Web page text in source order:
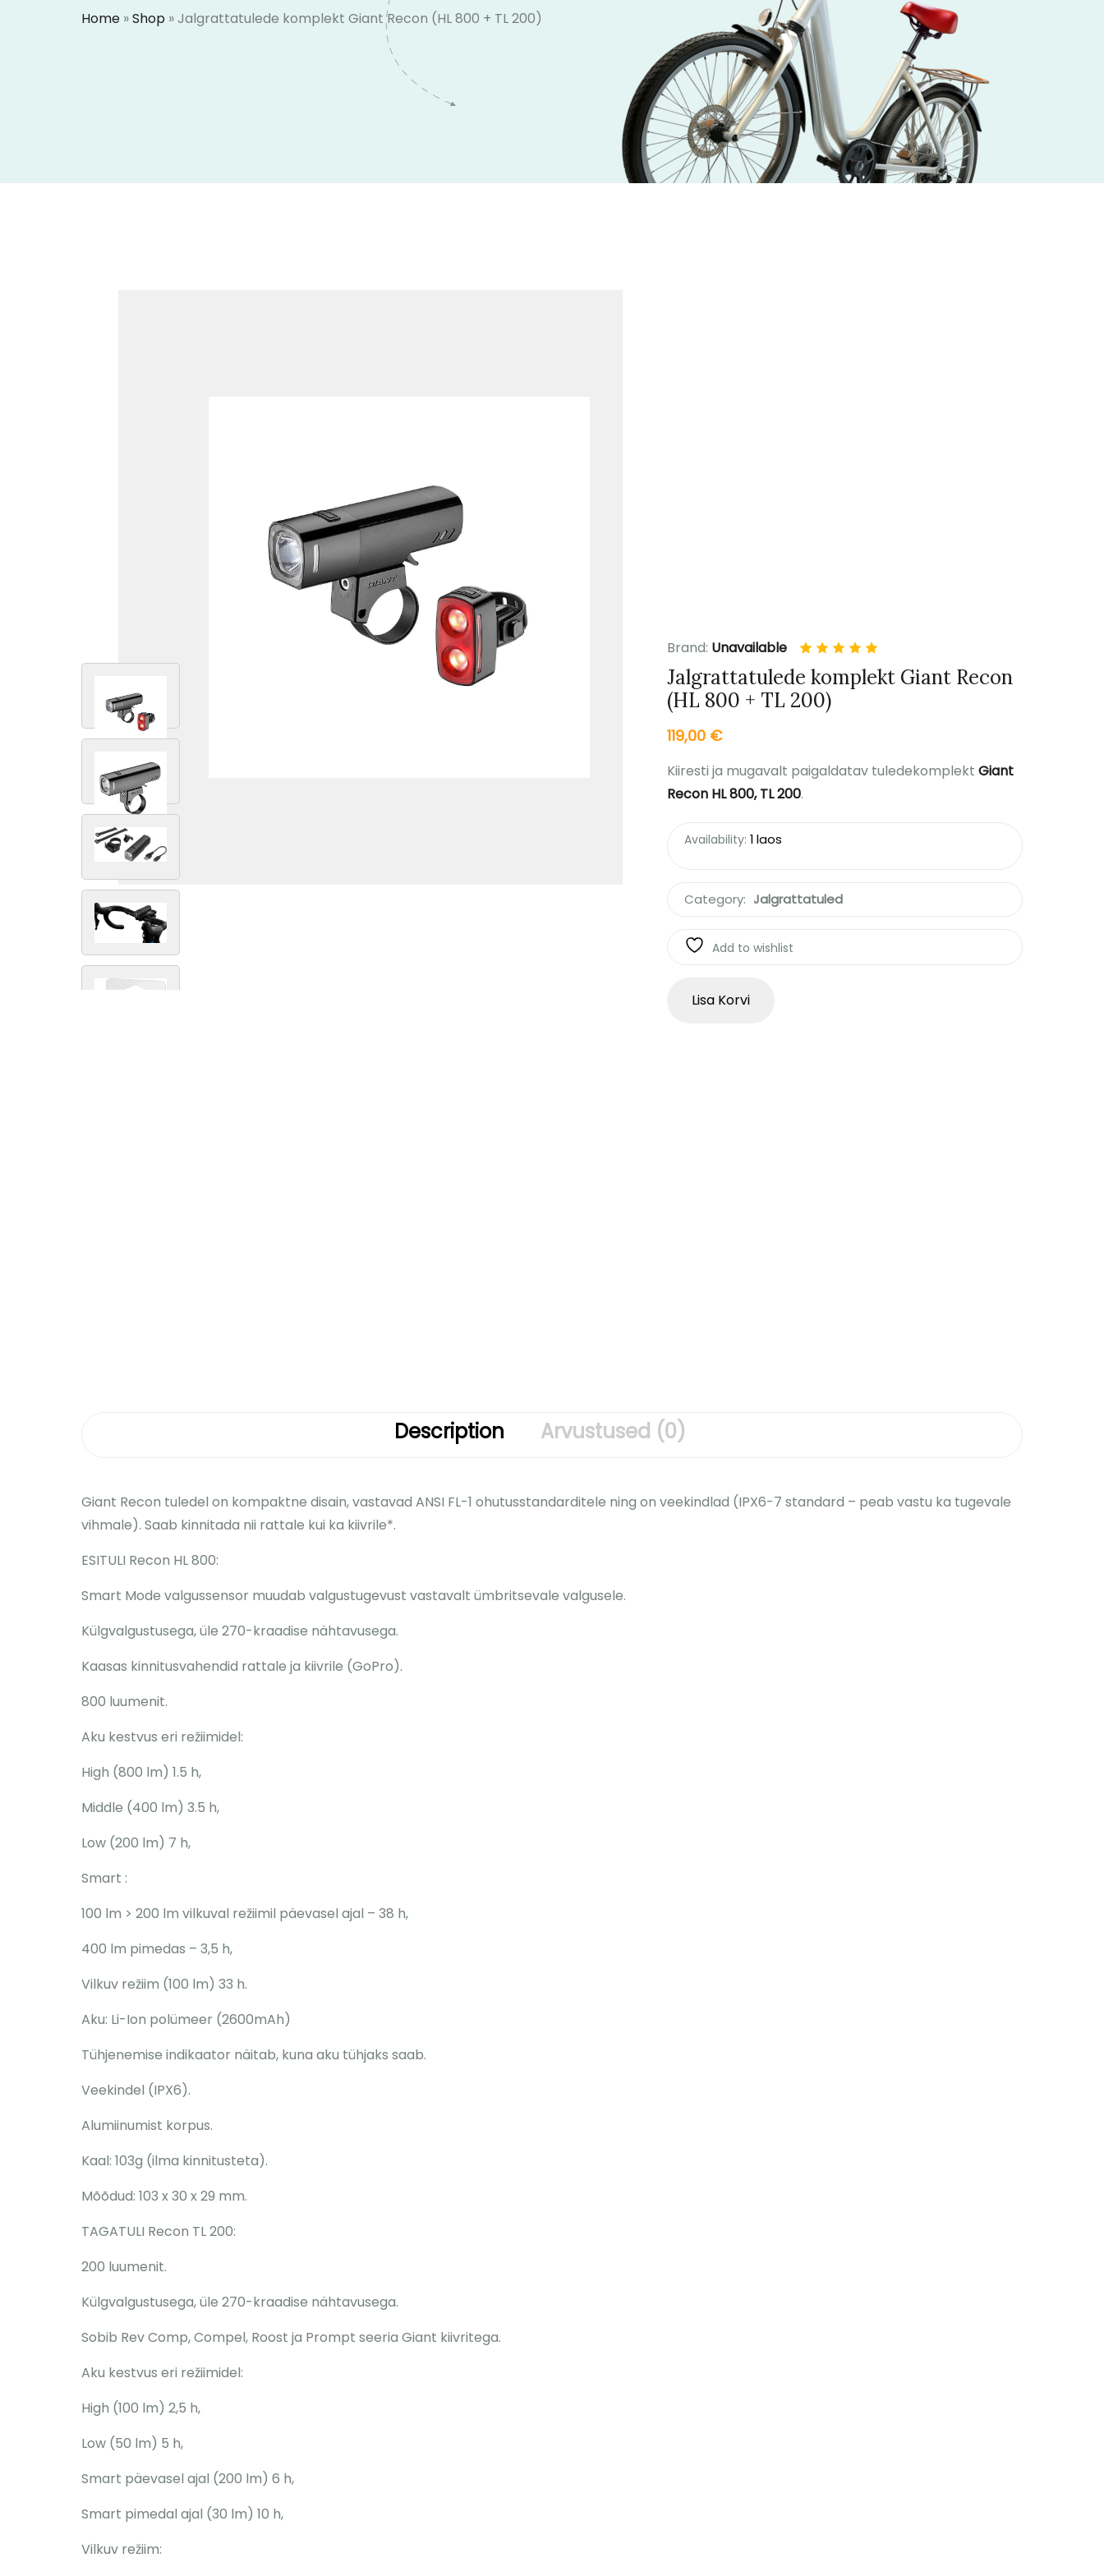
Home »Shop »Jalgrattatulede komplekt Giant Recon (HL 800 + TL 200)
Brand: Unavailable
Jalgrattatulede komplekt Giant Recon
(HL 800 + TL 200)
119,00 €
Kiiresti ja mugavalt paigaldatav tuledekomplekt Giant
Recon HL 800, TL 200.
Availability: 1 laos
Category: Jalgrattatuled
Add to wishlist
Lisa Korvi
Description Arvustused (0)
Giant Recon tuledel on kompaktne disain, vastavad ANSI FL-1 ohutusstandarditele ning on veekindlad (IPX6-7 standard – peab vastu ka tugevale
vihmale). Saab kinnitada nii rattale kui ka kiivrile*.
ESITULI Recon HL 800:
Smart Mode valgussensor muudab valgustugevust vastavalt ümbritsevale valgusele.
Külgvalgustusega, üle 270-kraadise nähtavusega.
Kaasas kinnitusvahendid rattale ja kiivrile (GoPro).
800 luumenit.
Aku kestvus eri režiimidel:
High (800 lm) 1.5 h,
Middle (400 lm) 3.5 h,
Low (200 lm) 7 h,
Smart :
100 lm > 200 lm vilkuval režiimil päevasel ajal – 38 h,
400 lm pimedas – 3,5 h,
Vilkuv režiim (100 lm) 33 h.
Aku: Li-Ion polümeer (2600mAh)
Tühjenemise indikaator näitab, kuna aku tühjaks saab.
Veekindel (IPX6).
Alumiinumist korpus.
Kaal: 103g (ilma kinnitusteta).
Mõõdud: 103 x 30 x 29 mm.
TAGATULI Recon TL 200:
200 luumenit.
Külgvalgustusega, üle 270-kraadise nähtavusega.
Sobib Rev Comp, Compel, Roost ja Prompt seeria Giant kiivritega.
Aku kestvus eri režiimidel:
High (100 lm) 2,5 h,
Low (50 lm) 5 h,
Smart päevasel ajal (200 lm) 6 h,
Smart pimedal ajal (30 lm) 10 h,
Vilkuv režiim: